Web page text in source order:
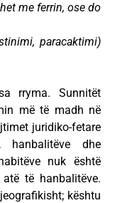
me ferrin, ose do
paracaktimi)
rryma. Sunnitët
më të madh në
juridiko-fetare
hanbalitëve dhe
nuk është
të hanbalitëve.
kështu